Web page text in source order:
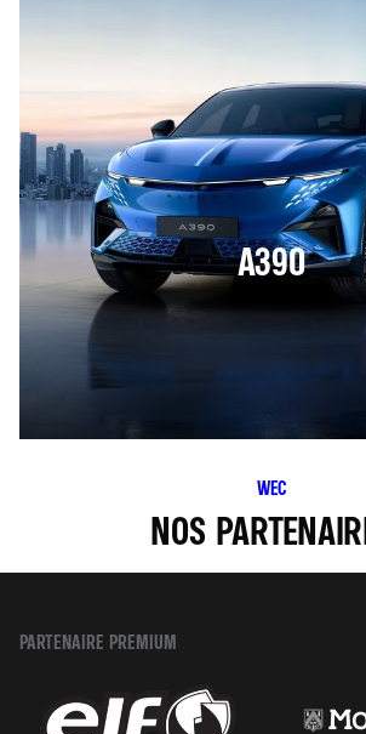
A390
WEC
NOS
PARTENAIRE PREMIUM